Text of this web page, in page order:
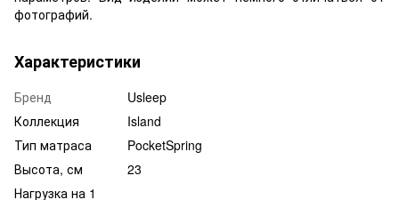
фотографий.
Характеристики
Бренд
Usleep
Коллекция
Island
Тип матраса
PocketSpring
Высота, см
23
Нагрузка на 1